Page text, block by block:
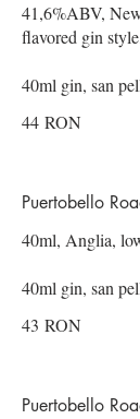
41,6%ABV,
flavored gin
40ml gin, san
44 RON
Puertobello
40ml, Anglia,
40ml gin, san
43 RON
Puertobello